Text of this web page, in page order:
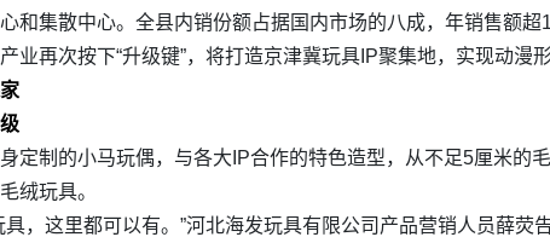
和集散中心。全县内销份额占据国内市场的八成，年销售额
业再次按下“升级键”，将打造京津冀玩具IP聚集地，实现动漫
定制的小马玩偶，与各大IP合作的特色造型，从不足5厘米
绒玩具。
具，这里都可以有。”河北海发玩具有限公司产品营销人员薛